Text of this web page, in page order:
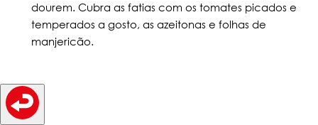
dourem. Cubra as fatias com os tomates picados e
temperados a gosto, as azeitonas e folhas de
manjericão.